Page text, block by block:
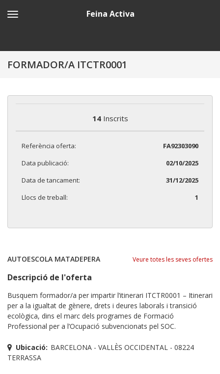
Feina Activa
FORMADOR/A ITCTR0001
14Inscrits
Referència oferta:
FA92303090
Data publicació:
02/10/2025
Data de tancament:
31/12/2025
Llocs de treball:
1
AUTOESCOLA MATADEPERA Veure totes les seves ofertes
Descripció de l'oferta
Busquem formador/a per impartir l’itinerari ITCTR0001 – Itinerari
per a la igualtat de gènere, drets i deures laborals i transició
ecològica, dins el marc dels programes de Formació
Professional per a l’Ocupació subvencionats pel SOC.
Ubicació: BARCELONA - VALLÈS OCCIDENTAL - 08224
TERRASSA